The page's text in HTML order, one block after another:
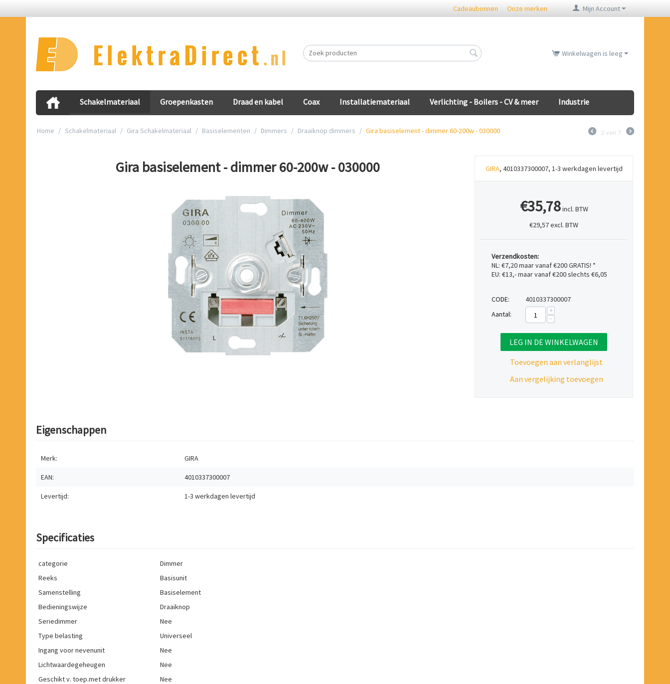
Mijn Account
Cadeaubonnen Onze merken
Winkelwagen is leeg
Schakelmateriaal Groepenkasten Draad en kabel Coax Installatiemateriaal Verlichting - Boilers - CV & meer Industrie
Home / Schakelmateriaal / Gira Schakelmateriaal / Basiselementen / Dimmers / Draaiknop dimmers / Gira basiselement - dimmer 60-200w - 030000 2 van 7
Gira basiselement - dimmer 60-200w - 030000 GIRA, 4010337300007, 1-3 werkdagen levertijd
€35,78incl. BTW
€29,57 excl. BTW
Verzendkosten:
NL: €7,20 maar vanaf €200 GRATIS! *
EU: €13,- maar vanaf €200 slechts €6,05
CODE:
4010337300007
Aantal:
+
−
LEG IN DE WINKELWAGEN
Toevoegen aan verlanglijst
Aan vergelijking toevoegen
Eigenschappen
Merk: GIRA
EAN: 4010337300007
Levertijd: 1-3 werkdagen levertijd
Specificaties
categorie
Dimmer
Reeks
Basisunit
Samenstelling
Basiselement
Bedieningswijze
Draaiknop
Seriedimmer
Nee
Type belasting
Universeel
Ingang voor nevenunit
Nee
Lichtwaardegeheugen
Nee
Geschikt v. toep.met drukker
Nee